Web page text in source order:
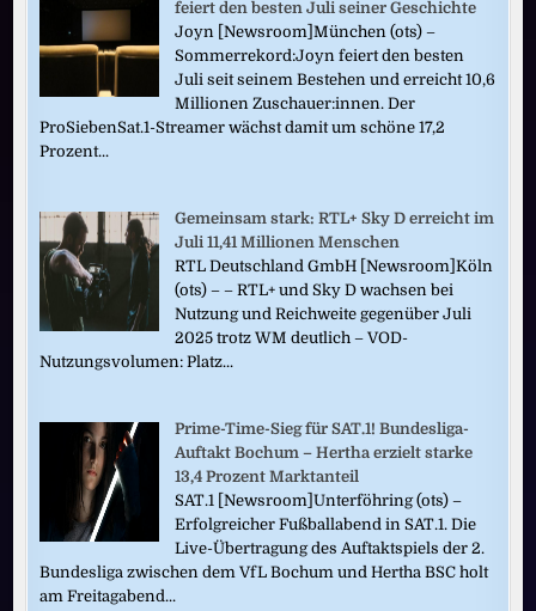
feiert den besten Juli seiner Geschichte
Joyn [Newsroom]München (ots) –
Sommerrekord:Joyn feiert den besten
Juli seit seinem Bestehen und erreicht 10,6
Millionen Zuschauer:innen. Der
ProSiebenSat.1-Streamer wächst damit um schöne 17,2
Prozent...
Gemeinsam stark: RTL+ Sky D erreicht im
Juli 11,41 Millionen Menschen
RTL Deutschland GmbH [Newsroom]Köln
(ots) – – RTL+ und Sky D wachsen bei
Nutzung und Reichweite gegenüber Juli
2025 trotz WM deutlich – VOD-
Nutzungsvolumen: Platz...
Prime-Time-Sieg für SAT.1! Bundesliga-
Auftakt Bochum – Hertha erzielt starke
13,4 Prozent Marktanteil
SAT.1 [Newsroom]Unterföhring (ots) –
Erfolgreicher Fußballabend in SAT.1. Die
Live-Übertragung des Auftaktspiels der 2.
Bundesliga zwischen dem VfL Bochum und Hertha BSC holt
am Freitagabend...